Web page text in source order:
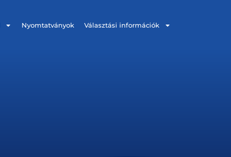
Nyomtatványok Választási információk